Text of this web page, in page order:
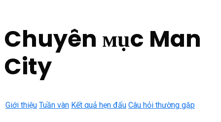
Chuyên мục Man
City
Giới thiệu Tuần vàn Kết quả hẹn đấu Câu hỏi thường gặp